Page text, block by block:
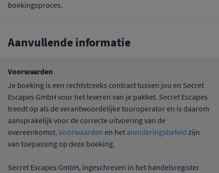
boekingsproces.
Aanvullende informatie
Voorwaarden
Je boeking is een rechtstreeks contract tussen jou en Secret
Escapes GmbH voor het leveren van je pakket. Secret Escapes
treedt op als de verantwoordelijke touroperator en is daarom
aansprakelijk voor de correcte uitvoering van de
overeenkomst. Voorwaarden en het annuleringsbeleid zijn
van toepassing op deze boeking.
Secret Escapes GmbH, ingeschreven in het handelsregister